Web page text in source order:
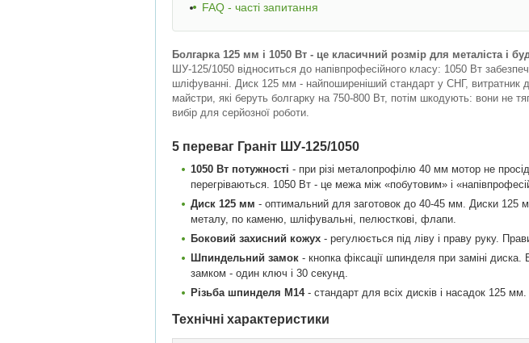
FAQ - часті запитання
Болгарка 125 мм і 1050 Вт - це класичний розмір для металіста і
ШУ-125/1050 відноситься до напівпрофесійного класу: 1050 Вт
шліфуванні. Диск 125 мм - найпоширеніший стандарт у СНГ, витратник
майстри, які беруть болгарку на 750-800 Вт, потім шкодують: вони не
вибір для серйозної роботи.
5 переваг Граніт ШУ-125/1050
1050 Вт потужності - при різі металопрофілю 40 мм мотор не
перегріваються. 1050 Вт - це межа між «побутовим» і
Диск 125 мм - оптимальний для заготовок до 40-45 мм. Диски 125
металу, по каменю, шліфувальні, пелюсткові, флапи.
Боковий захисний кожух - регулюється під ліву і праву руку.
Шпиндельний замок - кнопка фіксації шпинделя при заміні
замком - один ключ і 30 секунд.
Різьба шпинделя M14- стандарт для всіх дисків і насадок 125
Технічні характеристики